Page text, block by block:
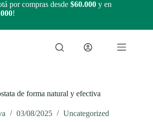
por compras desde $60.000 y en
!
de forma natural y efectiva
03/08/2025 Uncategorized